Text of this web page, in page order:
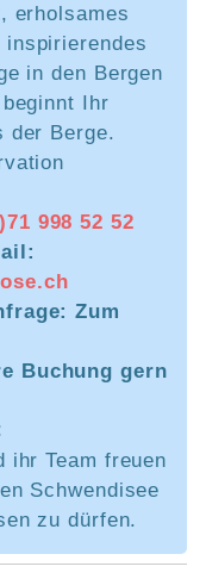
erholsames
inspirierendes
in den Bergen
Ihr
der Berge.
998 52 52
Zum
Buchung gern
ihr Team freuen
Schwendisee
zu dürfen.